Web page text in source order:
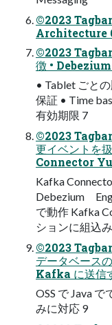
©2023
Architecture
©2023
徴 •
• Tablet ごと
保証 • Time
有効期限 7
©2023
更イベントを
Connector
Kafka
Debezium
で動作 Kafka
ションに組込み
©2023
データベース
Kafka に送信
OSS で Java
みに対応 9